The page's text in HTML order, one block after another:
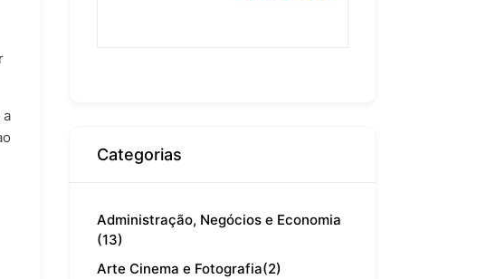
a
Categorias
Administração, Negócios e Economia
(13)
Arte Cinema e Fotografia(2)